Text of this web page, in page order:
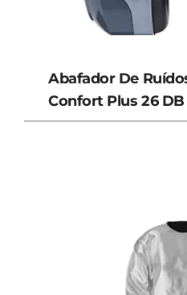
Abafador De
Confort Plus 26